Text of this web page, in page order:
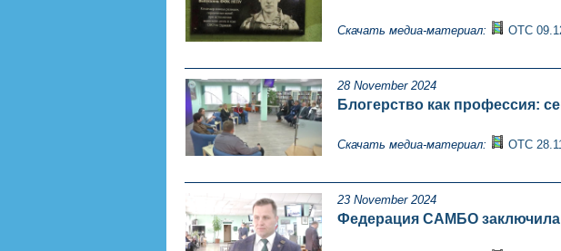
Скачать медиа-материал: ОТС
28 November 2024
Блогерство как профессия:
Скачать медиа-материал: ОТС
23 November 2024
Федерация САМБО заключила